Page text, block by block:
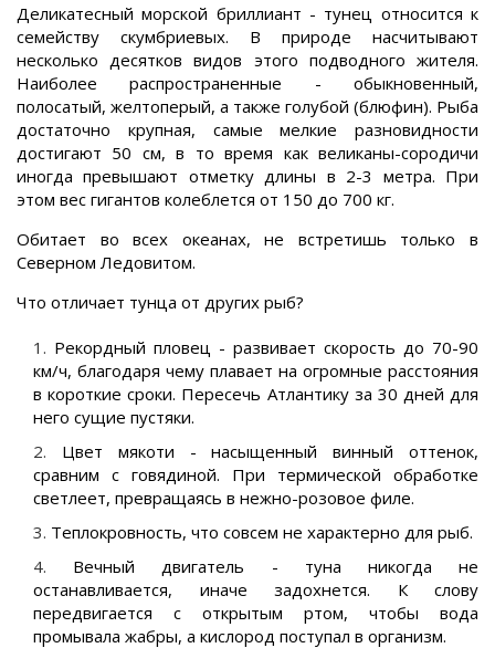
Деликатесный морской бриллиант - тунец относится к
семейству скумбриевых. В природе насчитывают
несколько десятков видов этого подводного жителя.
Наиболее распространенные - обыкновенный,
полосатый, желтоперый, а также голубой (блюфин). Рыба
достаточно крупная, самые мелкие разновидности
достигают 50 см, в то время как великаны-сородичи
иногда превышают отметку длины в 2-3 метра. При
этом вес гигантов колеблется от 150 до 700 кг.
Обитает во всех океанах,не встретишь только в
Северном Ледовитом.
Что отличает тунца от других рыб?
Рекордный пловец - развивает скорость до 70-90
км/ч, благодаря чему плавает на огромные расстояния
в короткие сроки. Пересечь Атлантику за 30 дней для
него сущие пустяки.
Цвет мякоти - насыщенный винный оттенок,
сравним с говядиной. При термической обработке
светлеет, превращаясь в нежно-розовое филе.
Теплокровность, что совсем не характерно для рыб.
Вечный двигатель - туна никогда не
останавливается, иначе задохнется. К слову
передвигается с открытым ртом, чтобы вода
промывала жабры, а кислород поступал в организм.